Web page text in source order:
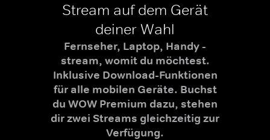
Stream auf dem Gerät
deiner Wahl
Fernseher, Laptop, Handy -
stream, womit du möchtest.
Inklusive Download-Funktionen
für alle mobilen Geräte. Buchst
du WOW Premium dazu, stehen
dir zwei Streams gleichzeitig zur
Verfügung.